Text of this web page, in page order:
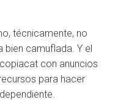
técnicamente, no
bien camuflada. Y el
con anuncios
para hacer